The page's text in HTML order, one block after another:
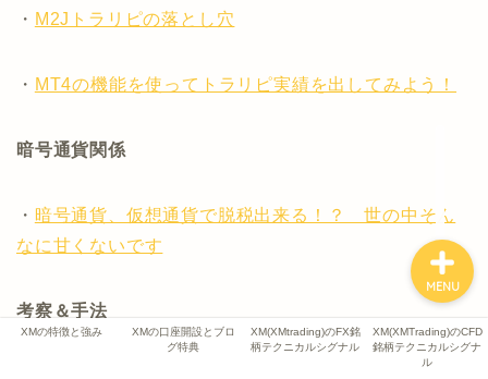
・ M2Jトラリピの落とし穴
・ MT4の機能を使ってトラリピ実績を出してみよう！
暗号通貨関係
・ 暗号通貨、仮想通貨で脱税出来る！？ 世の中そん
なに甘くないです
考察＆手法
XMの特徴と強み
XMの口座開設とブロ
グ特典
XM(XMtrading)のFX銘
柄テクニカルシグナル
XM(XMTrading)のCFD
銘柄テクニカルシグナ
ル
MENU
テクニカルシグナル